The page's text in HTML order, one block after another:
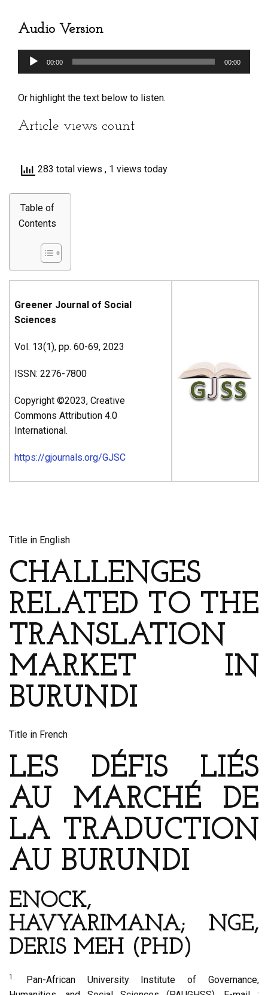
Audio Version
Audio
Player
00:00 00:00
Or highlight the text below to listen.
Article views count
283 total views , 1 views today
Table of
Contents
Greener Journal of Social
Sciences
Vol. 13(1), pp. 60-69, 2023
ISSN: 2276-7800
Copyright ©2023, Creative
Commons Attribution 4.0
International.
https://gjournals.org/GJSC
Title in English
CHALLENGES
RELATED TO THE
TRANSLATION
MARKET IN
BURUNDI
Title in French
LES DÉFIS LIÉS
AU MARCHÉ DE
LA TRADUCTION
AU BURUNDI
ENOCK,
HAVYARIMANA; NGE,
DERIS MEH (PHD)
1. Pan-African University Institute of Governance,